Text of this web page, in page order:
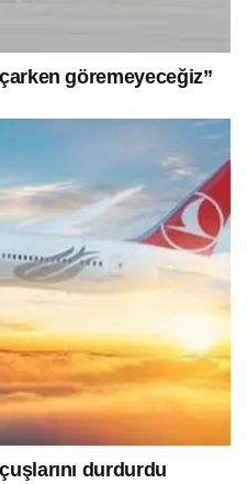
göremeyeceğiz”
durdurdu